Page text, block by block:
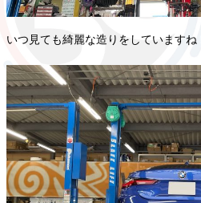
いつ見ても綺麗な造りをしています